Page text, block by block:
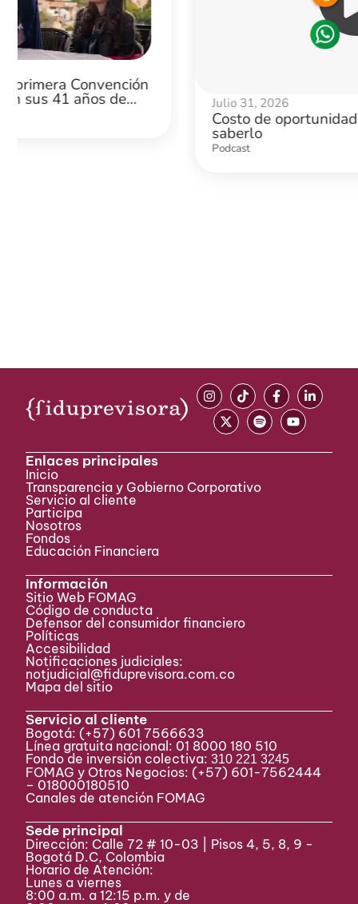
Julio 31, 2026
Costo de oportunidad: lo que te cuesta no
Enlaces principales
Inicio
Transparencia y Gobierno Corporativo
Servicio al cliente
Participa ​
Nosotros
Fondos
Educación Financiera
Información
Sitio Web FOMAG
Código de conducta
Defensor del consumidor financiero
Políticas
Accesibilidad
Notificaciones judiciales:
notjudicial@fiduprevisora.com.co
Mapa del sitio
Servicio al cliente
Bogotá: (+57) 601 7566633
Línea gratuita nacional: 01 8000 180 510
Fondo de inversión colectiva:310 221 3245
FOMAG y Otros Negocios: (+57) 601-7562444
– 018000180510
Canales de atención FOMAG
Sede principal
Dirección: Calle 72 # 10-03 | Pisos 4, 5, 8, 9 -
Bogotá D.C, Colombia
Horario de Atención:
Lunes a viernes
8:00 a.m. a 12:15 p.m. y de